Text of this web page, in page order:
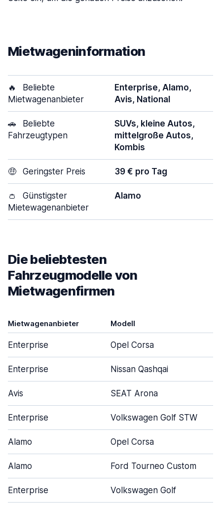
Mietwageninformation
🔥
Beliebte
Mietwagenanbieter
Enterprise, Alamo,
Avis, National
🚗
Beliebte
Fahrzeugtypen
SUVs, kleine Autos,
mittelgroße Autos,
Kombis
🤑 Geringster Preis 39 € pro Tag
👛
Günstigster
Mietewagenanbieter
Alamo
Die beliebtesten
Fahrzeugmodelle von
Mietwagenfirmen
Mietwagenanbieter Modell
Enterprise Opel Corsa
Enterprise Nissan Qashqai
Avis SEAT Arona
Enterprise Volkswagen Golf STW
Alamo Opel Corsa
Alamo Ford Tourneo Custom
Enterprise Volkswagen Golf